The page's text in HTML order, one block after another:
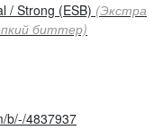
/ Strong (ESB) (Экстра
биттер)
b/-/4837937